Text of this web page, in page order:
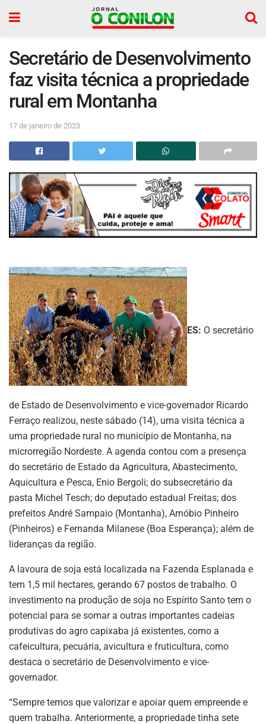
Secretário de Desenvolvimento
faz visita técnica a propriedade
rural em Montanha
17 de janeiro de 2023
ES: O secretário
de Estado de Desenvolvimento e vice-governador Ricardo
Ferraço realizou, neste sábado (14), uma visita técnica a
uma propriedade rural no município de Montanha, na
microrregião Nordeste. A agenda contou com a presença
do secretário de Estado da Agricultura, Abastecimento,
Aquicultura e Pesca, Enio Bergoli; do subsecretário da
pasta Michel Tesch; do deputado estadual Freitas; dos
prefeitos André Sampaio (Montanha), Arnóbio Pinheiro
(Pinheiros) e Fernanda Milanese (Boa Esperança); além de
lideranças da região.
A lavoura de soja está localizada na Fazenda Esplanada e
tem 1,5 mil hectares, gerando 67 postos de trabalho. O
investimento na produção de soja no Espírito Santo tem o
potencial para se somar a outras importantes cadeias
produtivas do agro capixaba já existentes, como a
cafeicultura, pecuária, avicultura e fruticultura, como
destaca o secretário de Desenvolvimento e vice-
governador.
“Sempre temos que valorizar e apoiar quem empreende e
quem trabalha. Anteriormente, a propriedade tinha sete